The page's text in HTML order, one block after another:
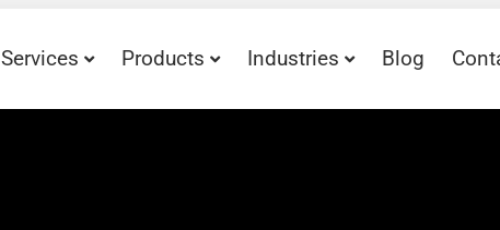
Services Products Industries Blog